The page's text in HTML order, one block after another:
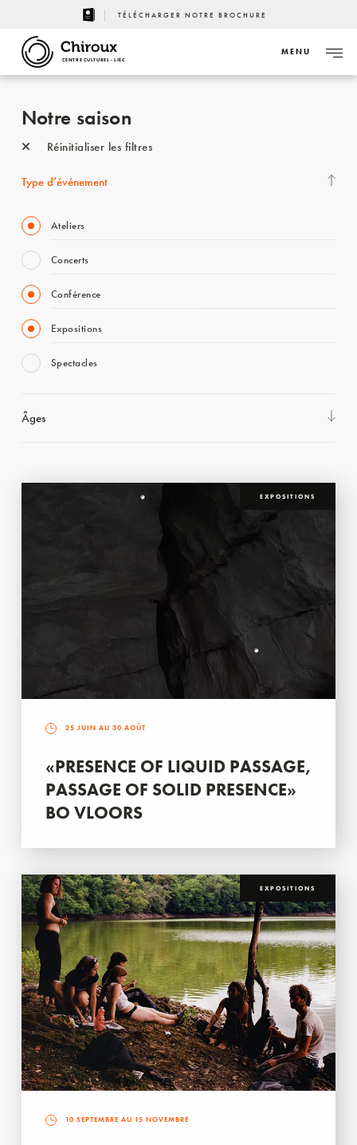
TÉLÉCHARGER NOTRE BROCHURE
CENTRE CULTUREL - LIÈGE
MENU
Notre saison
Réinitialiser les filtres
Type d’événement
Ateliers
Concerts
Conférence
Expositions
Spectacles
Âges
EXPOSITIONS
25 JUIN AU 30 AOÛT
«PRESENCE OF LIQUID PASSAGE,
PASSAGE OF SOLID PRESENCE»
BO VLOORS
EXPOSITIONS
10 SEPTEMBRE AU 15 NOVEMBRE